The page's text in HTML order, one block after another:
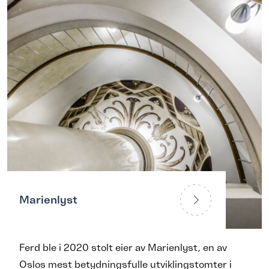
Vi skal skape varige
verdier og sette tydelige
spor
Om Ferd
Marienlyst
Ferd ble i 2020 stolt eier av Marienlyst, en av
Oslos mest betydningsfulle utviklingstomter i